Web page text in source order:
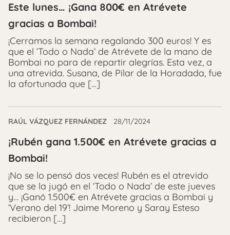
Este lunes… ¡Gana 800€ en Atrévete
gracias a Bombai!
¡Cerramos la semana regalando 300 euros! Y es
que el ‘Todo o Nada’ de Atrévete de la mano de
Bombai no para de repartir alegrías. Esta vez, a
una atrevida. Susana, de Pilar de la Horadada, fue
la afortunada que […]
RAÚL VÁZQUEZ FERNÁNDEZ 28/11/2024
¡Rubén gana 1.500€ en Atrévete gracias a
Bombai!
¡No se lo pensó dos veces! Rubén es el atrevido
que se la jugó en el ‘Todo o Nada’ de este jueves
y… ¡Ganó 1.500€ en Atrévete gracias a Bombai y
‘Verano del 19’! Jaime Moreno y Saray Esteso
recibieron […]